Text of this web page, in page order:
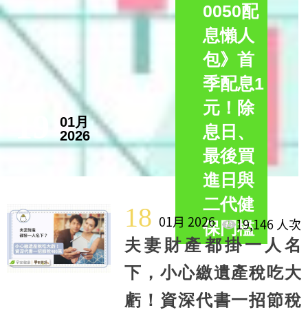
0050配
息懶人
包》首
季配息1
元！除
息日、
最後買
進日與
二代健
保門檻
01月
2026
18 01月 2026
19,146 人次
夫妻財產都掛一人名
下，小心繳遺產稅吃大
虧！資深代書一招節稅